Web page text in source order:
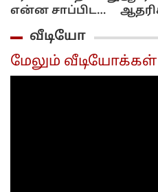
என்ன சாப்பிட
வேண்டும்?!..
வாங்க
பார்ப்போம்!..
வீடியோ
மேலும் வீடியோக்கள்